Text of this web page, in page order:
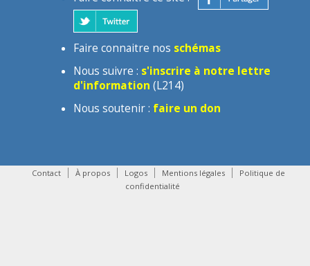
Faire connaitre nos schémas
Nous suivre : s'inscrire à notre lettre
d'information (L214)
Nous soutenir : faire un don
Contact À propos Logos Mentions légales
Politique de
confidentialité